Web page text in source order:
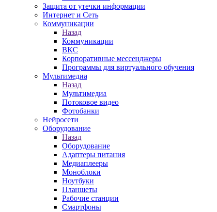
Защита от утечки информации
Интернет и Сеть
Коммуникации
Назад
Коммуникации
ВКС
Корпоративные мессенджеры
Программы для виртуального обучения
Мультимедиа
Назад
Мультимедиа
Потоковое видео
Фотобанки
Нейросети
Оборудование
Назад
Оборудование
Адаптеры питания
Медиаплееры
Моноблоки
Ноутбуки
Планшеты
Рабочие станции
Смартфоны